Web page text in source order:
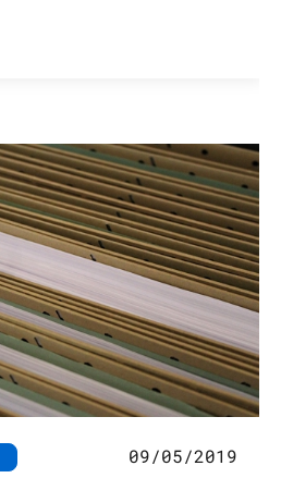
09/05/2019